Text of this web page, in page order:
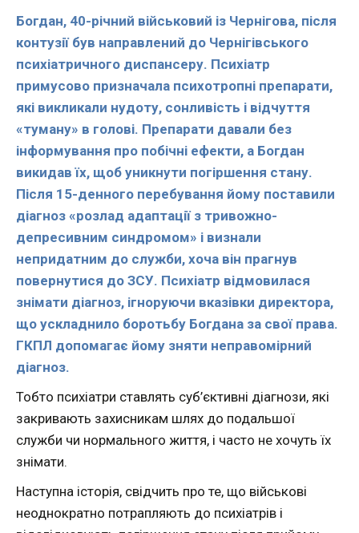
Богдан, 40-річний військовий із Чернігова, після
контузії був направлений до Чернігівського
психіатричного диспансеру. Психіатр
примусово призначала психотропні препарати,
які викликали нудоту, сонливість і відчуття
«туману» в голові. Препарати давали без
інформування про побічні ефекти, а Богдан
викидав їх, щоб уникнути погіршення стану.
Після 15-денного перебування йому поставили
діагноз «розлад адаптації з тривожно-
депресивним синдромом» і визнали
непридатним до служби, хоча він прагнув
повернутися до ЗСУ. Психіатр відмовилася
знімати діагноз, ігноруючи вказівки директора,
що ускладнило боротьбу Богдана за свої права.
ГКПЛ допомагає йому зняти неправомірний
діагноз.
Тобто психіатри ставлять суб’єктивні діагнози, які
закривають захисникам шлях до подальшої
служби чи нормального життя, і часто не хочуть їх
знімати.
Наступна історія, свідчить про те, що військові
неоднократно потрапляють до психіатрів і